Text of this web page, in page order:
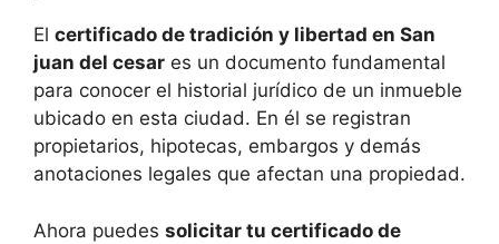
El certificado de tradición y libertad en San
juan del cesar es un documento fundamental
para conocer el historial jurídico de un inmueble
ubicado en esta ciudad. En él se registran
propietarios, hipotecas, embargos y demás
anotaciones legales que afectan una propiedad.
Ahora puedes solicitar tu certificado de